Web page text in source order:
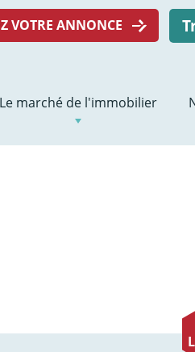
VOTRE ANNONCE
Le marché de l'immobilier